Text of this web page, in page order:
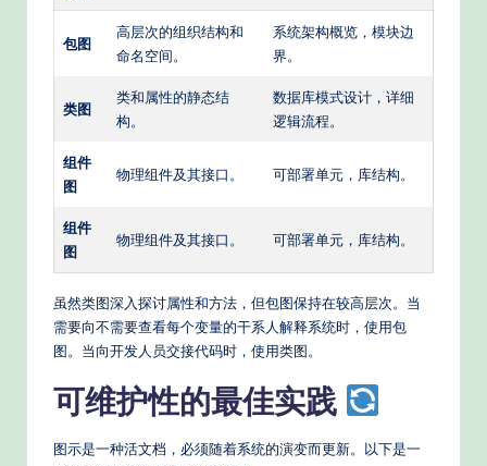
包图
高层次的组织结构和
命名空间。
系统架构概览，模块边
界。
类图
类和属性的静态结
构。
数据库模式设计，详细
逻辑流程。
组件
图
物理组件及其接口。 可部署单元，库结构。
组件
图
物理组件及其接口。 可部署单元，库结构。
虽然类图深入探讨属性和方法，但包图保持在较高层次。当
需要向不需要查看每个变量的干系人解释系统时，使用包
图。当向开发人员交接代码时，使用类图。
可维护性的最佳实践
图示是一种活文档，必须随着系统的演变而更新。以下是一